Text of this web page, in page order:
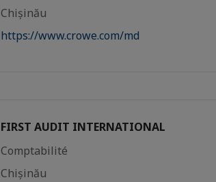
Chișinău
https://www.crowe.com/md
FIRST AUDIT INTERNATIONAL
Comptabilité
Chișinău